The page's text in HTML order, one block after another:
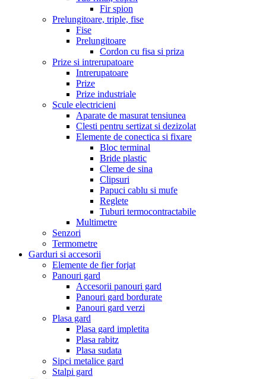
Fir spion
Prelungitoare, triple, fise
Fise
Prelungitoare
Cordon cu fisa si priza
Prize si intrerupatoare
Intrerupatoare
Prize
Prize industriale
Scule electricieni
Aparate de masurat tensiunea
Clesti pentru sertizat si dezizolat
Elemente de conectica si fixare
Bloc terminal
Bride plastic
Cleme de sina
Clipsuri
Papuci cablu si mufe
Reglete
Tuburi termocontractabile
Multimetre
Senzori
Termometre
Garduri si accesorii
Elemente de fier forjat
Panouri gard
Accesorii panouri gard
Panouri gard bordurate
Panouri gard verzi
Plasa gard
Plasa gard impletita
Plasa rabitz
Plasa sudata
Sipci metalice gard
Stalpi gard